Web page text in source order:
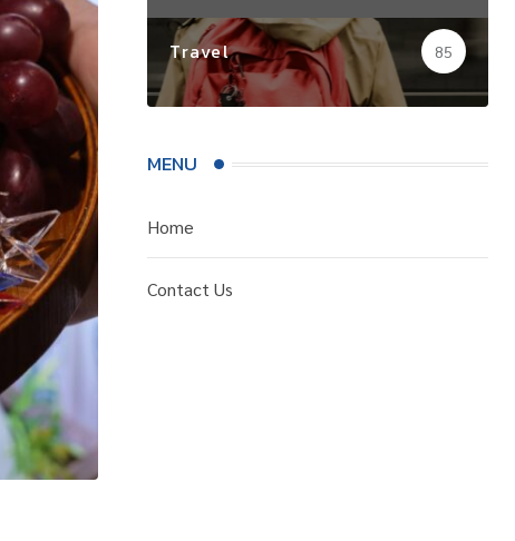
Travel 85
MENU
Home
Contact Us